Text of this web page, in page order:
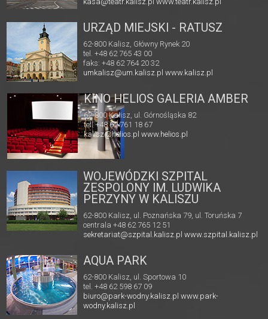
URZĄD MIEJSKI - RATUSZ
62-800 Kalisz, Główny Rynek 20
tel. +48 62 765 43 00
faks: +48 62 764 20 32
umkalisz@um.kalisz.plwww.kalisz.pl
KINO HELIOS GALERIA AMBER
62-800 Kalisz, ul. Górnośląska 82
tel. +48 62 761 18 67
kalisz@helios.pl www.helios.pl
WOJEWÓDZKI SZPITAL
ZESPOLONY IM. LUDWIKA
PERZYNY W KALISZU
62-800 Kalisz, ul. Poznańska 79, ul. Toruńska 7
centrala +48 62 765 12 51
sekretariat@szpital.kalisz.pl www.szpital.kalisz.pl
AQUA PARK
62-800 Kalisz, ul. Sportowa 10
tel. +48 62 598 67 09
biuro@park-wodny.kalisz.pl www.park-
wodny.kalisz.pl